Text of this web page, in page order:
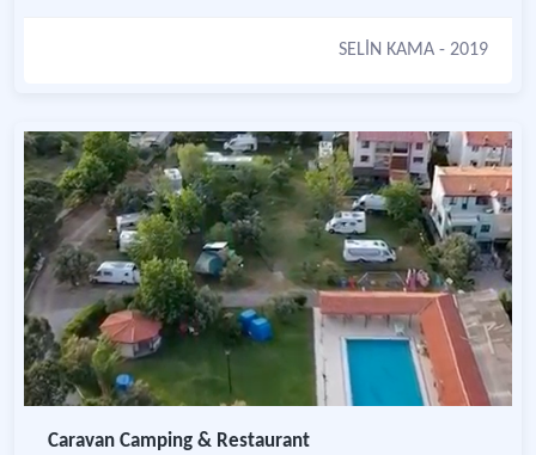
SELİN KAMA - 2019
Caravan Camping & Restaurant